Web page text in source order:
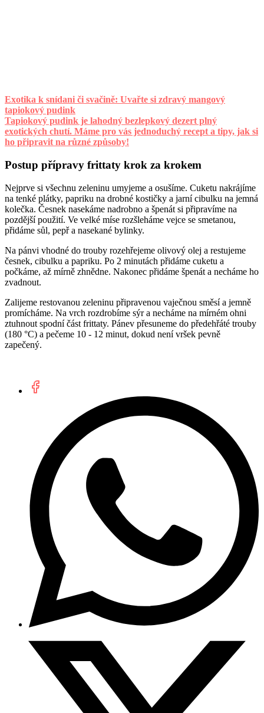
Exotika k snídani či svačině: Uvařte si zdravý mangový
tapiokový pudink
Tapiokový pudink je lahodný bezlepkový dezert plný
exotických chutí. Máme pro vás jednoduchý recept a tipy, jak si
ho připravit na různé způsoby!
Postup přípravy frittaty krok za krokem
Nejprve si všechnu zeleninu umyjeme a osušíme. Cuketu nakrájíme
na tenké plátky, papriku na drobné kostičky a jarní cibulku na jemná
kolečka. Česnek nasekáme nadrobno a špenát si připravíme na
pozdější použití. Ve velké míse rozšleháme vejce se smetanou,
přidáme sůl, pepř a nasekané bylinky.
Na pánvi vhodné do trouby rozehřejeme olivový olej a restujeme
česnek, cibulku a papriku. Po 2 minutách přidáme cuketu a
počkáme, až mírně zhnědne. Nakonec přidáme špenát a necháme ho
zvadnout.
Zalijeme restovanou zeleninu připravenou vaječnou směsí a jemně
promícháme. Na vrch rozdrobíme sýr a necháme na mírném ohni
ztuhnout spodní část frittaty. Pánev přesuneme do předehřáté trouby
(180 °C) a pečeme 10 - 12 minut, dokud není vršek pevně
zapečený.